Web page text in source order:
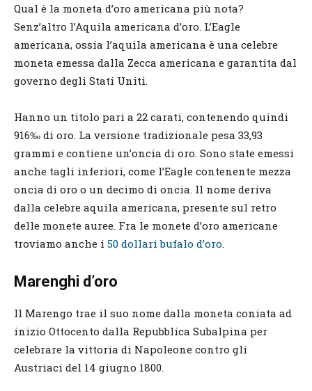
Qual è la moneta d’oro americana più nota?
Senz’altro l’Aquila americana d’oro. L’Eagle
americana, ossia l’aquila americana è una celebre
moneta emessa dalla Zecca americana e garantita dal
governo degli Stati Uniti.
Hanno un titolo pari a 22 carati, contenendo quindi
916‰ di oro. La versione tradizionale pesa 33,93
grammi e contiene un’oncia di oro. Sono state emessi
anche tagli inferiori, come l’Eagle contenente mezza
oncia di oro o un decimo di oncia. Il nome deriva
dalla celebre aquila americana, presente sul retro
delle monete auree. Fra le monete d’oro americane
troviamo anche i 50 dollari bufalo d’oro.
Marenghi d’oro
Il Marengo trae il suo nome dalla moneta coniata ad
inizio Ottocento dalla Repubblica Subalpina per
celebrare la vittoria di Napoleone contro gli
Austriaci del 14 giugno 1800.